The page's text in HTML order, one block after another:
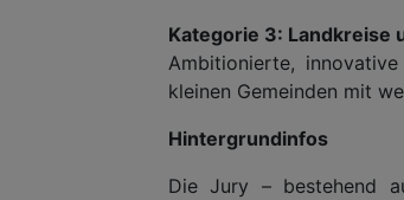
Kategorie 3: Landkreise
Ambitionierte,
kleinen Gemeinden mit
Hintergrundinfos
Die Jury – bestehend